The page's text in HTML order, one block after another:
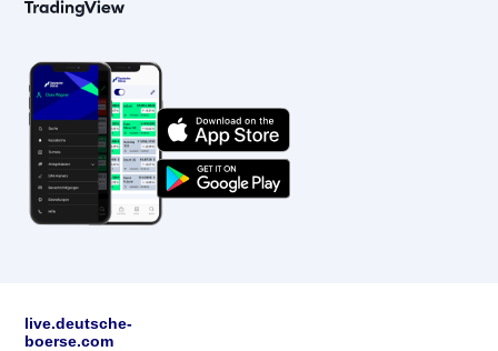
live.deutsche-
boerse.com